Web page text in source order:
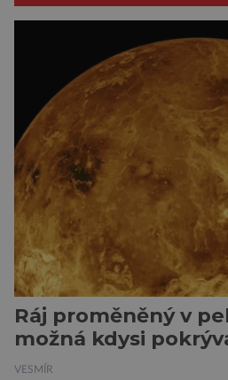
Ráj proměněný v
možná kdysi
VESMÍR